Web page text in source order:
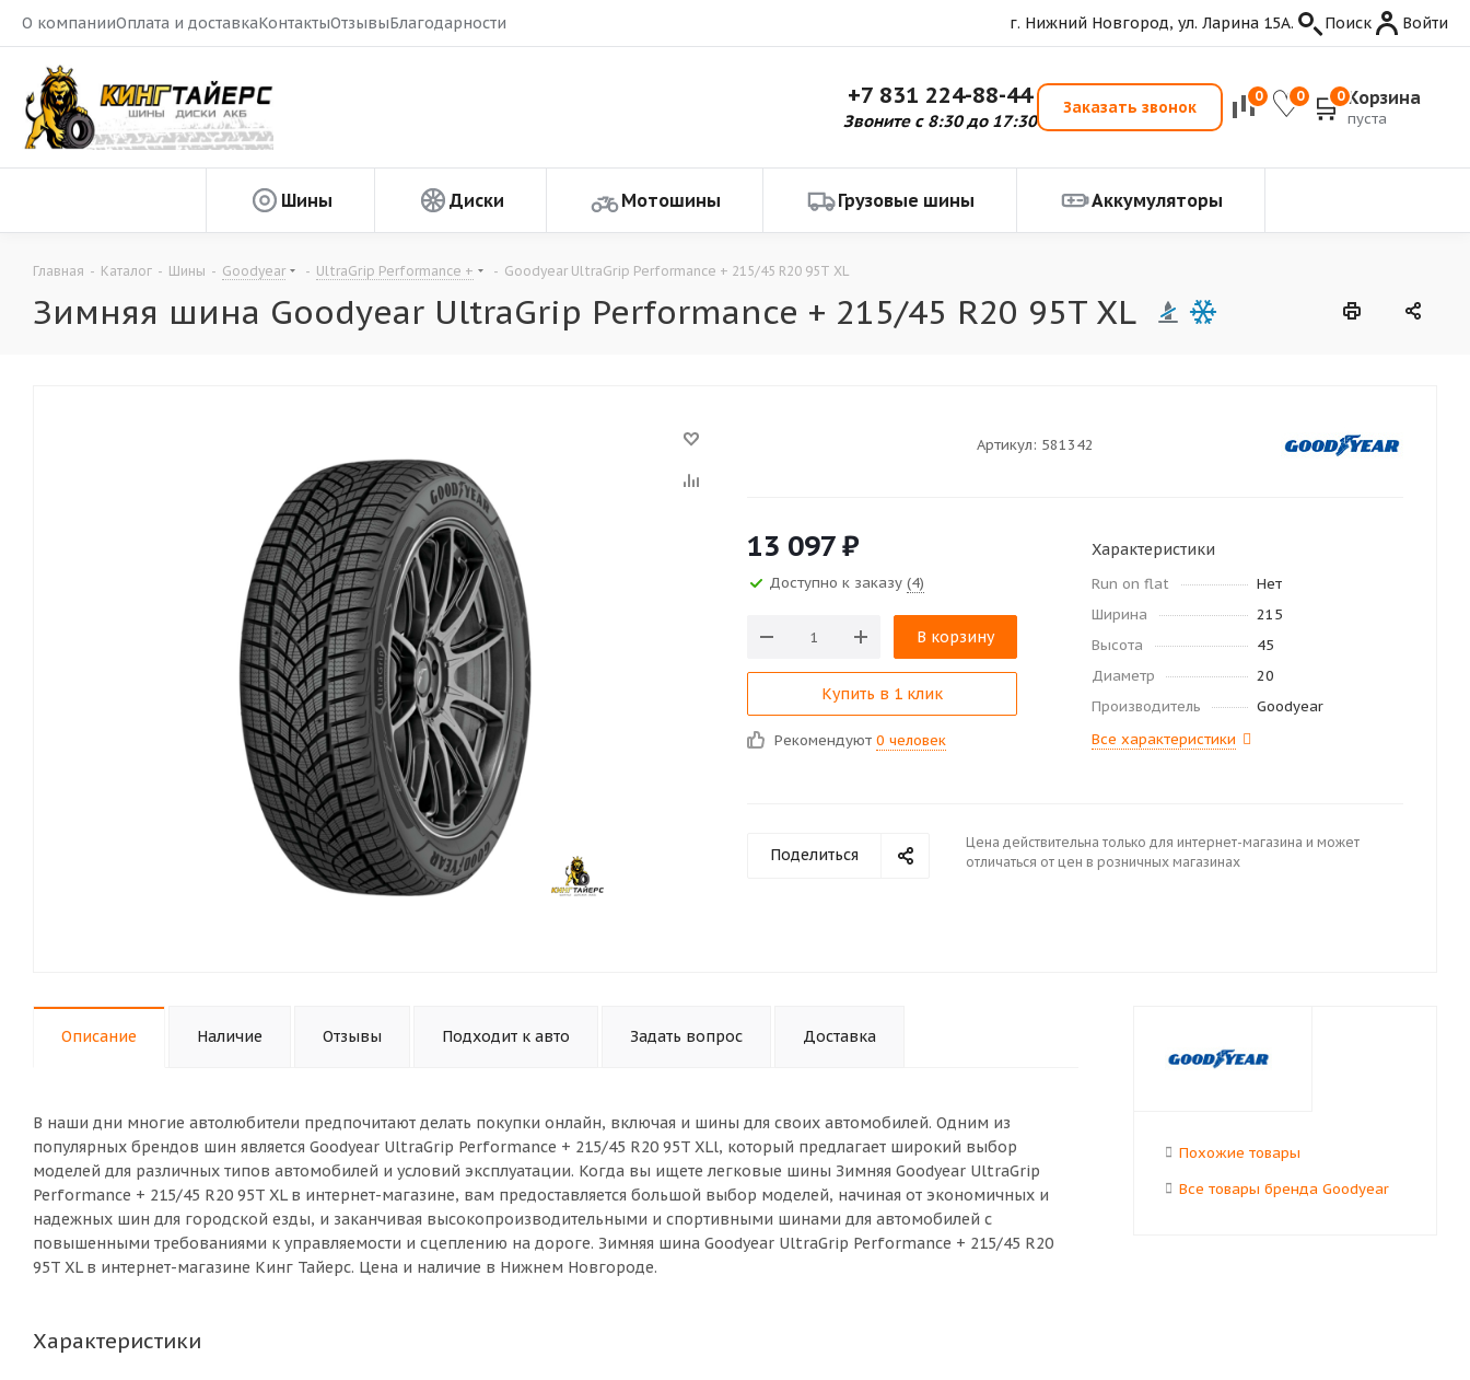
О компанииОплата и доставкаКонтактыОтзывыБлагодарности г. Нижний Новгород, ул. Ларина 15А. Поиск Войти
+7 831 224-88-44
Звоните с 8:30 до 17:30
Заказать звонок
0 0 0 Корзина
пуста
Шины Диски Мотошины Грузовые шины Аккумуляторы
Главная - Каталог - Шины - Goodyear - UltraGrip Performance + - Goodyear UltraGrip Performance + 215/45 R20 95T XL
Зимняя шина Goodyear UltraGrip Performance + 215/45 R20 95T XL
Артикул: 581342
13 097₽
Доступно к заказу (4)
В корзину
Купить в 1 клик
Рекомендуют 0 человек
Характеристики
Run on flat
Нет
Ширина
215
Высота
45
Диаметр
20
Производитель
Goodyear
Все характеристики
Поделиться
Цена действительна только для интернет-магазина и может
отличаться от цен в розничных магазинах
Описание Наличие Отзывы Подходит к авто Задать вопрос Доставка
В наши дни многие автолюбители предпочитают делать покупки онлайн, включая и шины для своих автомобилей. Одним из
популярных брендов шин является Goodyear UltraGrip Performance + 215/45 R20 95T XLl, который предлагает широкий выбор
моделей для различных типов автомобилей и условий эксплуатации. Когда вы ищете легковые шины Зимняя Goodyear UltraGrip
Performance + 215/45 R20 95T XL в интернет-магазине, вам предоставляется большой выбор моделей, начиная от экономичных и
надежных шин для городской езды, и заканчивая высокопроизводительными и спортивными шинами для автомобилей с
повышенными требованиями к управляемости и сцеплению на дороге. Зимняя шина Goodyear UltraGrip Performance + 215/45 R20
95T XL в интернет-магазине Кинг Тайерс. Цена и наличие в Нижнем Новгороде.
Характеристики
Похожие товары
Все товары бренда Goodyear